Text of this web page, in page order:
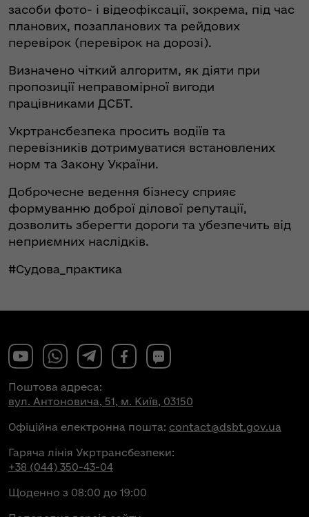
засоби фото- і відеофіксації, зокрема, під час
планових, позапланових та рейдових
перевірок (перевірок на дорозі).
Визначено чіткий алгоритм, як діяти при
пропозиції неправомірної вигоди
працівниками ДСБТ.
Укртрансбезпека просить водіїв та
перевізників дотримуватися встановлених
норм та Закону України.
Доброчесне ведення бізнесу сприяє
формуванню доброї ділової репутації,
дозволить зберегти дороги та убезпечить від
неприємних наслідків.
#Судова_практика
Поштова адреса:
вул. Антоновича, 51, м. Київ, 03150
Офіційна електронна пошта: contact@dsbt.gov.ua
Гаряча лінія Укртрансбезпеки:
+38 (044) 350-43-04
Щоденно з 08:00 до 19:00